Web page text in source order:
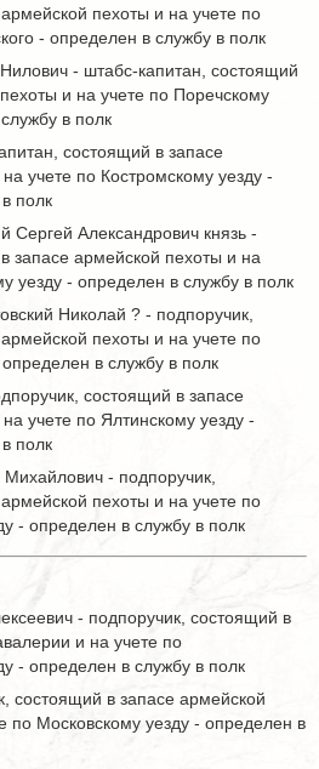
пехоты и на учете по
- определен в службу в полк
- штабс-капитан, состоящий
и на учете по Поречскому
в полк
состоящий в запасе
учете по Костромскому уезду -
полк
Сергей Александрович князь -
запасе армейской пехоты и на
уезду - определен в службу в полк
Николай ? - подпоручик,
пехоты и на учете по
в службу в полк
состоящий в запасе
учете по Ялтинскому уезду -
полк
- подпоручик,
пехоты и на учете по
- определен в службу в полк
- подпоручик, состоящий в
и на учете по
- определен в службу в полк
состоящий в запасе армейской
по Московскому уезду - определен в